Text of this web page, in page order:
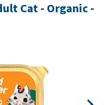
Cat - Organic -